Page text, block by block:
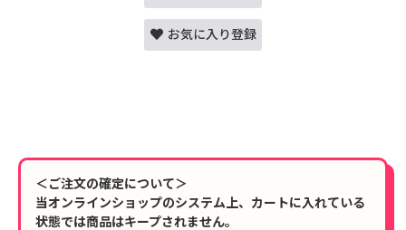
お気に入り登録
＜ご注文の確定について＞
当オンラインショップのシステム上、カートに入れている
状態では商品はキープされません。